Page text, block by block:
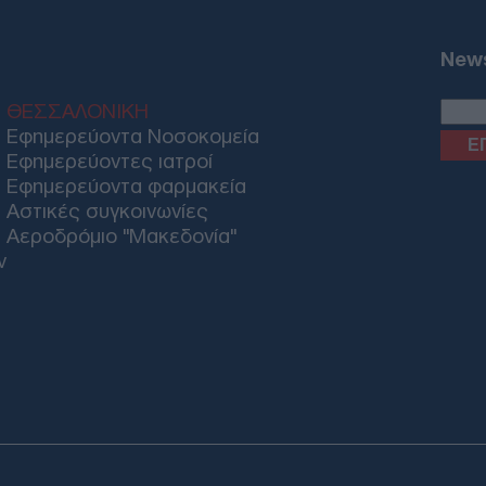
για
ΘΕΣΣΑΛΟΝΙΚΗ
Εφημερεύοντα Νοσοκομεία
Εφημερεύοντες ιατροί
Εφημερεύοντα φαρμακεία
Αστικές συγκοινωνίες
Αεροδρόμιο "Μακεδονία"